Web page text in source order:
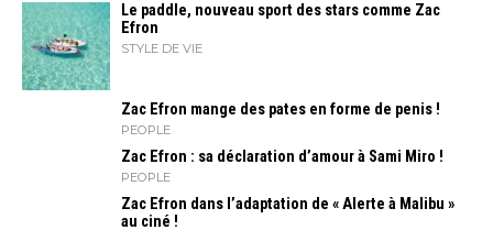
Le paddle, nouveau sport des stars comme Zac
Efron
STYLE DE VIE
Zac Efron mange des pates en forme de penis !
PEOPLE
Zac Efron : sa déclaration d’amour à Sami Miro !
PEOPLE
Zac Efron dans l’adaptation de « Alerte à Malibu »
au ciné !